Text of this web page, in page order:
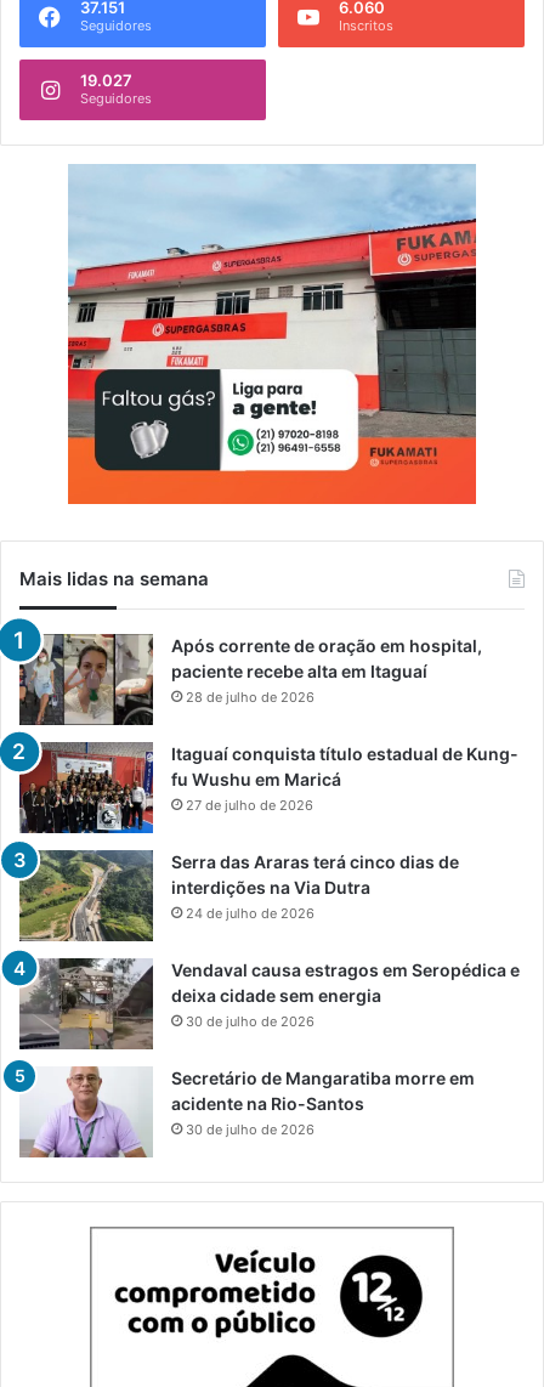
37.151
Seguidores
6.060
Inscritos
19.027
Seguidores
Mais lidas na semana
Após corrente de oração em hospital,
paciente recebe alta em Itaguaí
28 de julho de 2026
Itaguaí conquista título estadual de Kung-
fu Wushu em Maricá
27 de julho de 2026
Serra das Araras terá cinco dias de
interdições na Via Dutra
24 de julho de 2026
Vendaval causa estragos em Seropédica e
deixa cidade sem energia
30 de julho de 2026
Secretário de Mangaratiba morre em
acidente na Rio-Santos
30 de julho de 2026